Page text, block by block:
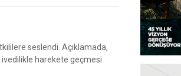
seslendi. Açıklamada,
ivedilikle harekete geçmesi